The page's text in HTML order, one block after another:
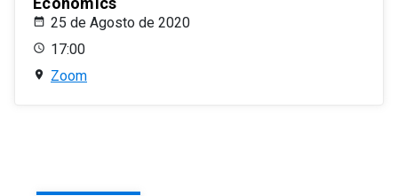
25 de Agosto de 2020
17:00
Zoom